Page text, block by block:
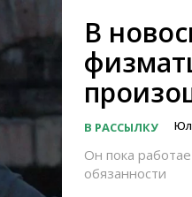
В
В РАССЫЛКУ
Он пока
обязанности